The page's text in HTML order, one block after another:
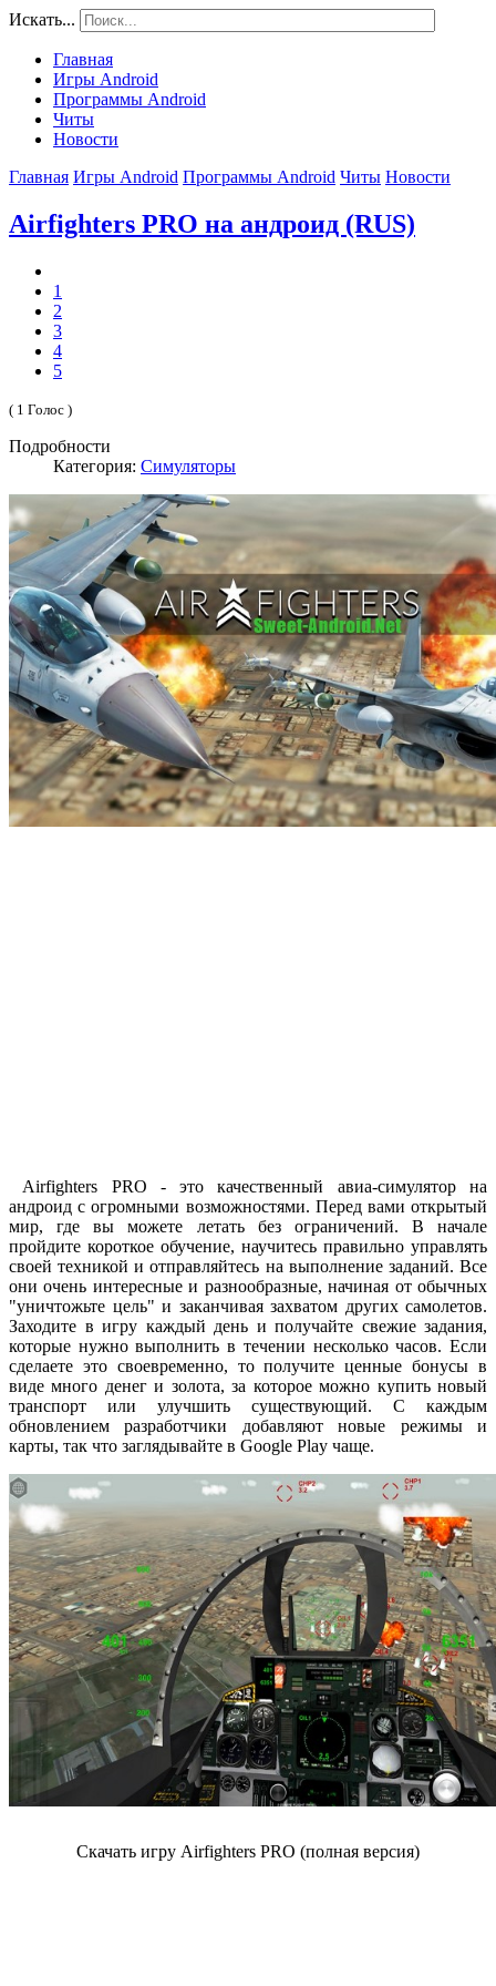
Искать...
Главная
Игры Android
Программы Android
Читы
Новости
Главная Игры Android Программы Android Читы Новости
Airfighters PRO на андроид (RUS)
1
2
3
4
5
( 1 Голос )
Подробности
Категория: Симуляторы
Airfighters PRO - это качественный авиа-симулятор на
андроид с огромными возможностями. Перед вами открытый
мир, где вы можете летать без ограничений. В начале
пройдите короткое обучение, научитесь правильно управлять
своей техникой и отправляйтесь на выполнение заданий. Все
они очень интересные и разнообразные, начиная от обычных
"уничтожьте цель" и заканчивая захватом других самолетов.
Заходите в игру каждый день и получайте свежие задания,
которые нужно выполнить в течении несколько часов. Если
сделаете это своевременно, то получите ценные бонусы в
виде много денег и золота, за которое можно купить новый
транспорт или улучшить существующий. С каждым
обновлением разработчики добавляют новые режимы и
карты, так что заглядывайте в Google Play чаще.
Скачать игру Airfighters PRO (полная версия)